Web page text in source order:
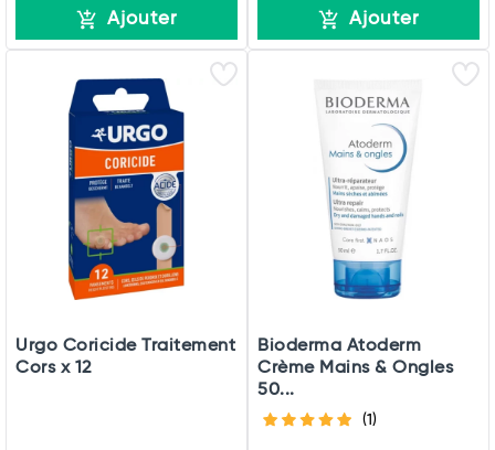
Ajouter Ajouter
Urgo Coricide Traitement
Cors x 12
Bioderma Atoderm
Crème Mains & Ongles
50...
(1)